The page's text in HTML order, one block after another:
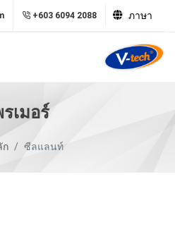
+603 6094 2088 ภาษา
เมอร์
ก ซีลแลนท์